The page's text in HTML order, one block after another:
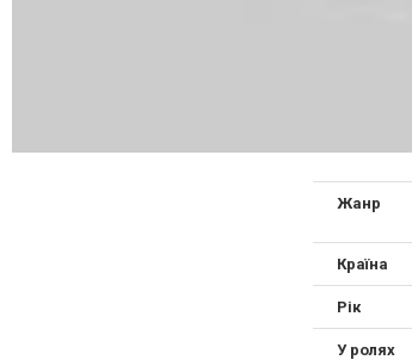
Жанр
Країна
Рік
У ролях